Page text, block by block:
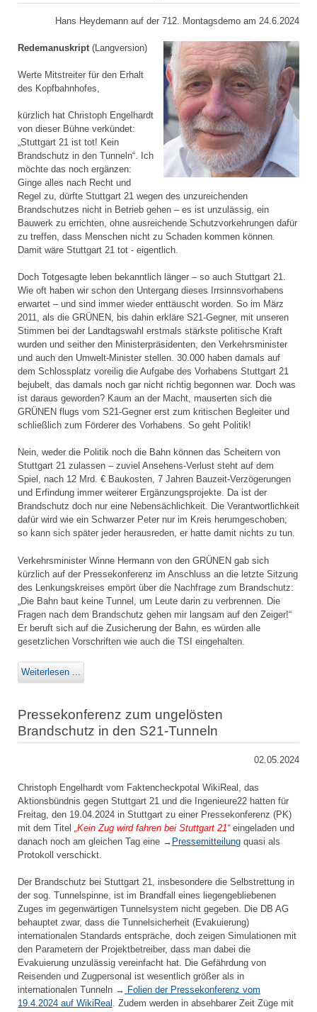
Hans Heydemann auf der 712. Montagsdemo am 24.6.2024
Redemanuskript (Langversion)
Werte Mitstreiter für den Erhalt
des Kopfbahnhofes,
kürzlich hat Christoph Engelhardt
von dieser Bühne verkündet:
„Stuttgart 21 ist tot! Kein
Brandschutz in den Tunneln“. Ich
möchte das noch ergänzen:
Ginge alles nach Recht und
Regel zu, dürfte Stuttgart 21 wegen des unzureichenden
Brandschutzes nicht in Betrieb gehen – es ist unzulässig, ein
Bauwerk zu errichten, ohne ausreichende Schutzvorkehrungen dafür
zu treffen, dass Menschen nicht zu Schaden kommen können.
Damit wäre Stuttgart 21 tot - eigentlich.
Doch Totgesagte leben bekanntlich länger – so auch Stuttgart 21.
Wie oft haben wir schon den Untergang dieses Irrsinnsvorhabens
erwartet – und sind immer wieder enttäuscht worden. So im März
2011, als die GRÜNEN, bis dahin erkläre S21-Gegner, mit unseren
Stimmen bei der Landtagswahl erstmals stärkste politische Kraft
wurden und seither den Ministerpräsidenten, den Verkehrsminister
und auch den Umwelt-Minister stellen. 30.000 haben damals auf
dem Schlossplatz voreilig die Aufgabe des Vorhabens Stuttgart 21
bejubelt, das damals noch gar nicht richtig begonnen war. Doch was
ist daraus geworden? Kaum an der Macht, mauserten sich die
GRÜNEN flugs vom S21-Gegner erst zum kritischen Begleiter und
schließlich zum Förderer des Vorhabens. So geht Politik!
Nein, weder die Politik noch die Bahn können das Scheitern von
Stuttgart 21 zulassen – zuviel Ansehens-Verlust steht auf dem
Spiel, nach 12 Mrd. € Baukosten, 7 Jahren Bauzeit-Verzögerungen
und Erfindung immer weiterer Ergänzungsprojekte. Da ist der
Brandschutz doch nur eine Nebensächlichkeit. Die Verantwortlichkeit
dafür wird wie ein Schwarzer Peter nur im Kreis herumgeschoben;
so kann sich später jeder herausreden, er hatte damit nichts zu tun.
Verkehrsminister Winne Hermann von den GRÜNEN gab sich
kürzlich auf der Pressekonferenz im Anschluss an die letzte Sitzung
des Lenkungskreises empört über die Nachfrage zum Brandschutz:
„Die Bahn baut keine Tunnel, um Leute darin zu verbrennen. Die
Fragen nach dem Brandschutz gehen mir langsam auf den Zeiger!“
Er beruft sich auf die Zusicherung der Bahn, es würden alle
gesetzlichen Vorschriften wie auch die TSI eingehalten.
Weiterlesen ...
Pressekonferenz zum ungelösten
Brandschutz in den S21-Tunneln
02.05.2024
Christoph Engelhardt vom Faktencheckpotal WikiReal, das
Aktionsbündnis gegen Stuttgart 21 und die Ingenieure22 hatten für
Freitag, den 19.04.2024 in Stuttgart zu einer Pressekonferenz (PK)
mit dem Titel „Kein Zug wird fahren bei Stuttgart 21“eingeladen und
danach noch am gleichen Tag eine → Pressemitteilung quasi als
Protokoll verschickt.
Der Brandschutz bei Stuttgart 21, insbesondere die Selbstrettung in
der sog. Tunnelspinne, ist im Brandfall eines liegengebliebenen
Zuges im gegenwärtigen Tunnelsystem nicht gegeben. Die DB AG
behauptet zwar, dass die Tunnelsicherheit (Evakuierung)
internationalen Standards entspräche, doch zeigen Simulationen mit
den Parametern der Projektbetreiber, dass man dabei die
Evakuierung unzulässig vereinfacht hat. Die Gefährdung von
Reisenden und Zugpersonal ist wesentlich größer als in
internationalen Tunneln → Folien der Pressekonferenz vom
19.4.2024 auf WikiReal . Zudem werden in absehbarer Zeit Züge mit